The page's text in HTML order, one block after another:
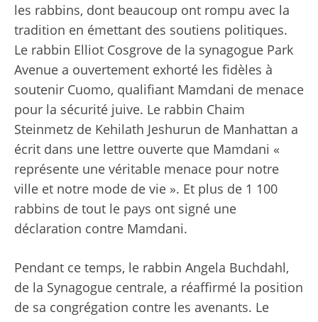
les rabbins, dont beaucoup ont rompu avec la
tradition en émettant des soutiens politiques.
Le rabbin Elliot Cosgrove de la synagogue Park
Avenue a ouvertement exhorté les fidèles à
soutenir Cuomo, qualifiant Mamdani de menace
pour la sécurité juive. Le rabbin Chaim
Steinmetz de Kehilath Jeshurun ​​de Manhattan a
écrit dans une lettre ouverte que Mamdani «
représente une véritable menace pour notre
ville et notre mode de vie ». Et plus de 1 100
rabbins de tout le pays ont signé une
déclaration contre Mamdani.
Pendant ce temps, le rabbin Angela Buchdahl,
de la Synagogue centrale, a réaffirmé la position
de sa congrégation contre les avenants. Le